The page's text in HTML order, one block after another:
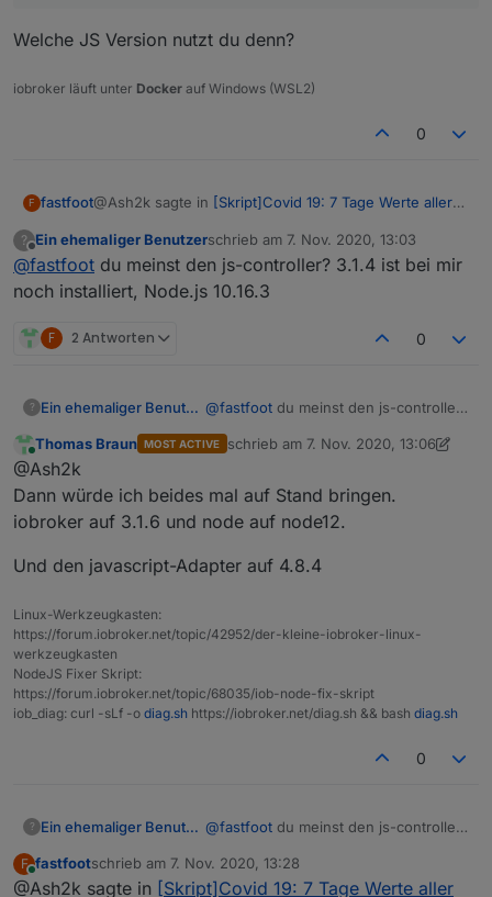
Welche JS Version nutzt du denn?
iobroker läuft unter Docker auf Windows (WSL2)
0
F fastfoot@Ash2k sagte in [Skript]Covid 19: 7 Tage Werte aller
@ fastfoothab dein aktuelles Skript genutzt. Das
"alte" von Anfang Oktober einwandfrei lief.
Hast du ne Idee?
Welche JS Version nutzt du denn?
?
Offline
Ein ehemaliger Benutzerschrieb am 7. Nov. 2020, 13:03
zuletzt editiert von
@fastfoot du meinst den js-controller? 3.1.4 ist bei mir
noch installiert, Node.js 10.16.3
F 2 Antworten 0
? Ein ehemaliger Benutzer @fastfoot du meinst den js-controller?
Node.js 10.16.3
Online
Thomas Braun MOST ACTIVE schrieb am 7. Nov. 2020, 13:06
zuletzt editiert von Thomas Braun
@Ash2k
Dann würde ich beides mal auf Stand bringen.
iobroker auf 3.1.6 und node auf node12.
Und den javascript-Adapter auf 4.8.4
Linux-Werkzeugkasten:
https://forum.iobroker.net/topic/42952/der-kleine-iobroker-linux-
werkzeugkasten
NodeJS Fixer Skript:
https://forum.iobroker.net/topic/68035/iob-node-fix-skript
iob_diag: curl -sLf -o diag.sh https://iobroker.net/diag.sh && bash diag.sh
0
? Ein ehemaliger Benutzer @fastfoot du meinst den js-controller?
Node.js 10.16.3
F
Online
fastfootschrieb am 7. Nov. 2020, 13:28
zuletzt editiert von
@Ash2k sagte in [Skript]Covid 19: 7 Tage Werte aller